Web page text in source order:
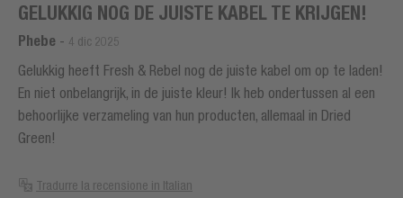
GELUKKIG NOG DE JUISTE KABEL TE KRIJGEN!
Phebe - 4 dic 2025
Gelukkig heeft Fresh & Rebel nog de juiste kabel om op te laden!
En niet onbelangrijk, in de juiste kleur! Ik heb ondertussen al een
behoorlijke verzameling van hun producten, allemaal in Dried
Green!
Tradurre la recensione in Italian